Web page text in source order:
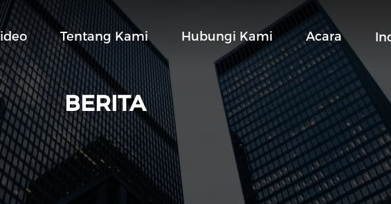
Tentang Kami Hubungi Kami Acara
BERITA